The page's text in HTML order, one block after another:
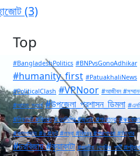
(3)
Top
#BangladeshPolitics #BNPvsGonoAdhikar
#humanity_first #PatuakhaliNews
#PoliticalClash #VPNoor #আজীবন
#আহত_সংঘর্ষ #উপজেলা_প্রশাসন_ডিমলা
#লিফলেট #বিতরন #এনসিপির #জুলাই #পদযাত্রা
#কলাপাড়ায় #৬ #ফুট #লম্বা #বিষধর #পদ্মগোখরা #উদ্ধার
#চরবিজায় #কুয়াকাটা #জাতীয়_নাগরিক_পার্টি